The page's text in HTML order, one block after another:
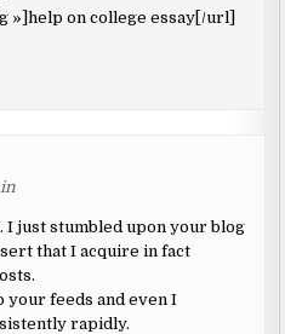
»]help on college essay[/url]
just stumbled upon your blog
that I acquire in fact
your feeds and even I
rapidly.